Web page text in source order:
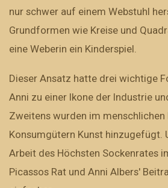
nur schwer auf einem Webstuhl
Grundformen wie Kreise und
eine Weberin ein Kinderspiel.
Dieser Ansatz hatte drei wichtige
Anni zu einer Ikone der Industrie
Zweitens wurden im menschlichen
Konsumgütern Kunst hinzugefügt.
Arbeit des Höchsten Sockenrates
Picassos Rat und Anni Albers'